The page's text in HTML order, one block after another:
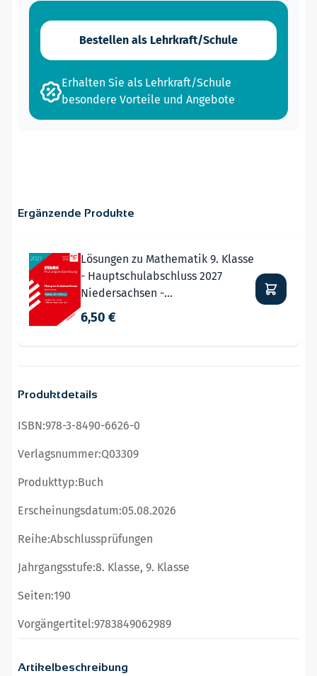
Bestellen als Lehrkraft/Schule
Erhalten Sie als Lehrkraft/Schule
besondere Vorteile und Angebote
Ergänzende Produkte
Lösungen zu Mathematik 9. Klasse
- Hauptschulabschluss 2027
Niedersachsen -
Prüfungsvorbereitung
6,50 €
Artikelbeschreibung
Produktdetails
ISBN:978-3-8490-6626-0
Verlagsnummer:Q03309
Produkttyp:Buch
Erscheinungsdatum:05.08.2026
Reihe:Abschlussprüfungen
Jahrgangsstufe:8. Klasse, 9. Klasse
Seiten:190
Vorgängertitel:9783849062989